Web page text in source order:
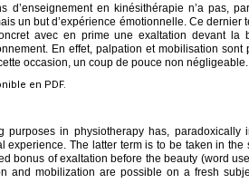
en kinésithérapie n’a pas,
un but d’expérience émotionnelle. Ce dernier
avec en prime une exaltation devant la
En effet, palpation et mobilisation sont
occasion, un coup de pouce non négligeable.
en PDF.
purposes in physiotherapy has,
experience. The latter term is to be taken in the
bonus of exaltation before the beauty (word
and mobilization are possible on a fresh